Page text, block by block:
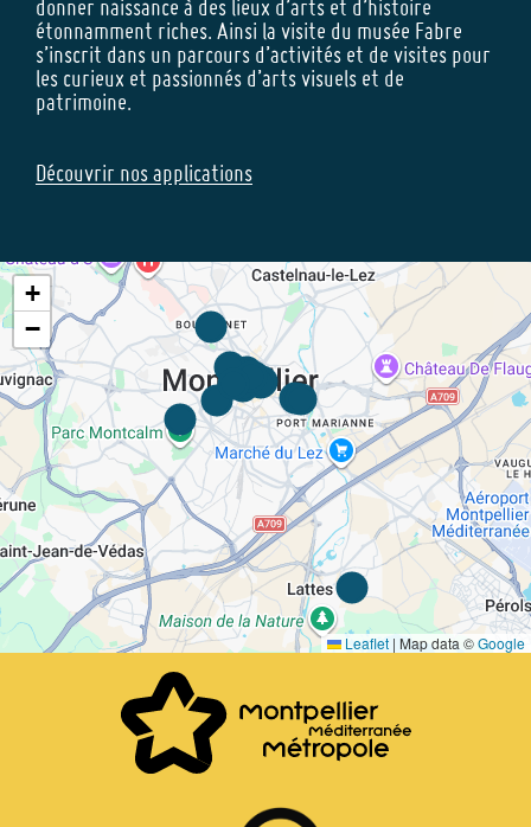
donner naissance à des lieux d’arts et d’histoire
étonnamment riches. Ainsi la visite du musée Fabre
s’inscrit dans un parcours d’activités et de visites pour
les curieux et passionnés d’arts visuels et de
patrimoine.
Découvrir nos applications
+
−
Leaflet | Map data ©Google